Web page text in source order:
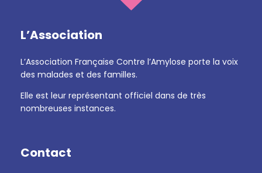
L’Association
L’Association Française Contre l’Amylose porte la voix
des malades et des familles.
Elle est leur représentant officiel dans de très
nombreuses instances.
Contact